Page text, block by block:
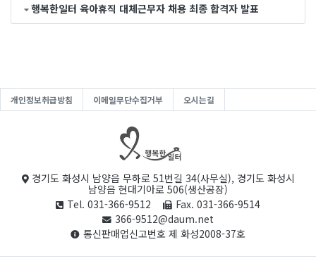
행복한일터 육아휴직 대체근무자 채용 최종 합격자 발표
개인정보취급방침 이메일무단수집거부 오시는길
경기도 화성시 남양읍 무하로 51번길 34(사무실), 경기도 화성시
남양읍 현대기아로 506(생산공장)
Tel. 031-366-9512
Fax. 031-366-9514
366-9512@daum.net
통신판매업신고번호 제 화성2008-37호